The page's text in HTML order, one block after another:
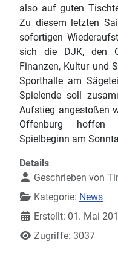
also auf guten
Zu diesem letzten
sofortigen
sich die DJK, den
Finanzen, Kultur und
Sporthalle am
Spielende soll
Aufstieg angestoßen
Offenburg hoffen
Spielbeginn am
Details
Geschrieben von
Kategorie: News
Erstellt: 01. Mai
Zugriffe: 3037